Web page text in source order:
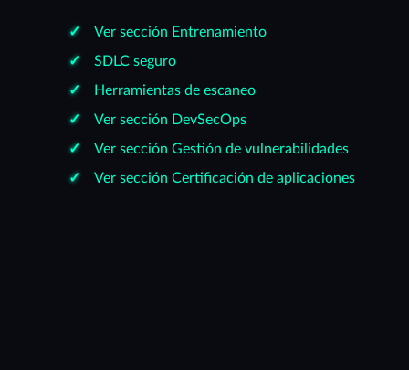
Ver sección Entrenamiento
SDLC seguro
Herramientas de escaneo
Ver sección DevSecOps
Ver sección Gestión de vulnerabilidades
Ver sección Certificación de aplicaciones